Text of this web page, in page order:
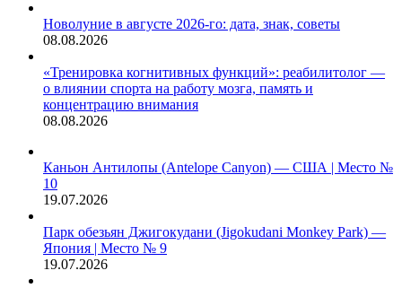
Новолуние в августе 2026-го: дата, знак, советы
08.08.2026
«Тренировка когнитивных функций»: реабилитолог —
о влиянии спорта на работу мозга, память и
концентрацию внимания
08.08.2026
Каньон Антилопы (Antelope Canyon) — США | Место №
10
19.07.2026
Парк обезьян Джигокудани (Jigokudani Monkey Park) —
Япония | Место № 9
19.07.2026